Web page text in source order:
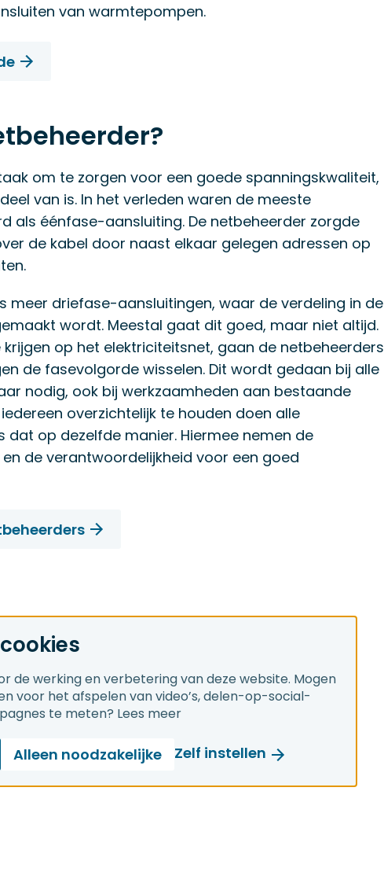
van warmtepompen.
om te zorgen voor een goede spanningskwaliteit,
van is. In het verleden waren de meeste
als éénfase-aansluiting. De netbeheerder zorgde
de kabel door naast elkaar gelegen adressen op
meer driefase-aansluitingen, waar de verdeling in de
wordt. Meestal gaat dit goed, maar niet altijd.
op het elektriciteitsnet, gaan de netbeheerders
de fasevolgorde wisselen. Dit wordt gedaan bij alle
nodig, ook bij werkzaamheden aan bestaande
overzichtelijk te houden doen alle
dat op dezelfde manier. Hiermee nemen de
de verantwoordelijkheid voor een goed
de werking en verbetering van deze website. Mogen
voor het afspelen van video’s, delen-op-social-
te meten? Lees meer
Alleen noodzakelijke Zelf instellen